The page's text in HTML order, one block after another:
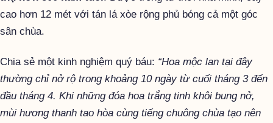
cao hơn 12 mét với tán lá xòe rộng phủ bóng cả một góc
sân chùa.
Chia sẻ một kinh nghiệm quý báu: “Hoa mộc lan tại đây
thường chỉ nở rộ trong khoảng 10 ngày từ cuối tháng 3 đến
đầu tháng 4. Khi những đóa hoa trắng tinh khôi bung nở,
mùi hương thanh tao hòa cùng tiếng chuông chùa tạo nên